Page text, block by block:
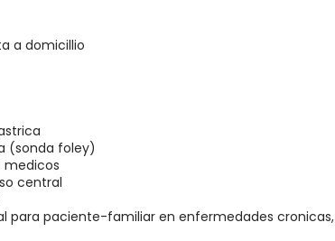
a domicillio
(sonda foley)
medicos
central
para paciente-familiar en enfermedades cronicas,